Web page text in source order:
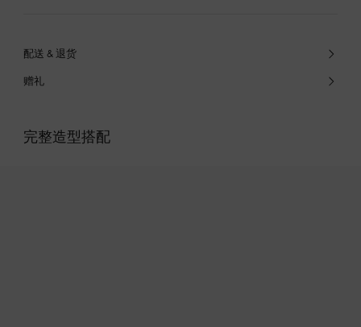
配送 & 退货
赠礼
完整造型搭配